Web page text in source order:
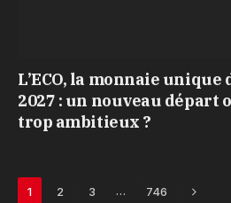
L’ECO, la monnaie unique
2027 : un nouveau départ
trop ambitieux ?
1 2 3 … 746 Next